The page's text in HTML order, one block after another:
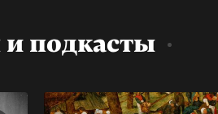
подкасты